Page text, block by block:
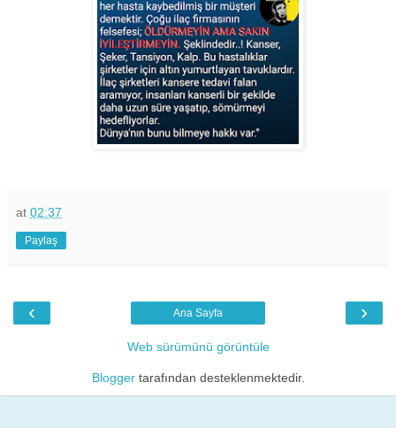
at 02:37
Paylaş
‹ ›
Ana Sayfa
Web sürümünü görüntüle
Bloggertarafından desteklenmektedir.